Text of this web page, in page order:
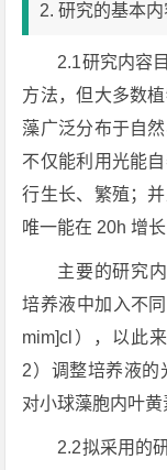
2. 研究的基本
2.1研究内容
方法，但大多数
藻广泛分布于自
不仅能利用光能
行生长、繁殖；
唯一能在 20h 增
主要的研究
培养液中加入不
mim]cl），以此
2）调整培养液的
对小球藻胞内叶黄
2.2拟采用的